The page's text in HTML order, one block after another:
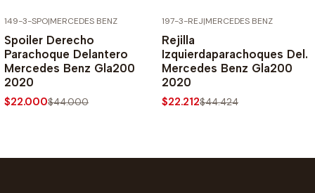
149-3-SPO|MERCEDES BENZ
Spoiler Derecho
Parachoque Delantero
Mercedes Benz Gla200
2020
$22.000$44.000
197-3-REJ|MERCEDES BENZ
Rejilla
Izquierdaparachoques Del.
Mercedes Benz Gla200
2020
$22.212$44.424